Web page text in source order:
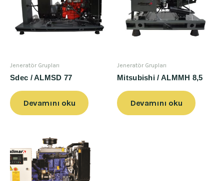
Jeneratör Grupları
Sdec / ALMSD 77
Devamını oku
Jeneratör Grupları
Mitsubishi / ALMMH 8,5
Devamını oku